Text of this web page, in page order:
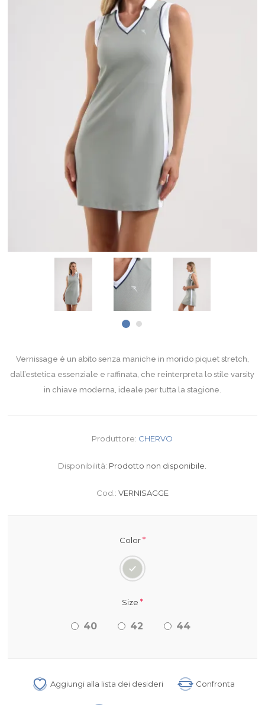
Vernissage è un abito senza maniche in morido piquet stretch,
dall’estetica essenziale e raffinata, che reinterpreta lo stile varsity
in chiave moderna, ideale per tutta la stagione.
Produttore: CHERVO
Disponibilità: Prodotto non disponibile.
Cod.: VERNISAGGE
Color*
Size *
40 42 44
Aggiungi alla lista dei desideri Confronta